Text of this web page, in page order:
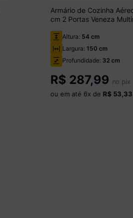
Armário de Cozinha
cm 2 Portas Veneza
Altura: 54 cm
Largura:150 cm
Profundidade: 32 cm
R$ 287,99 no pix
ou em até 6x de R$ 53,33